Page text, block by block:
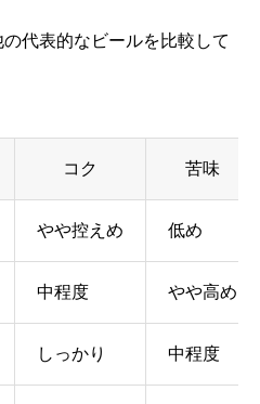
代表的なビールを比較して
コク 苦味
やや控えめ 低め
中程度 やや高め
しっかり 中程度